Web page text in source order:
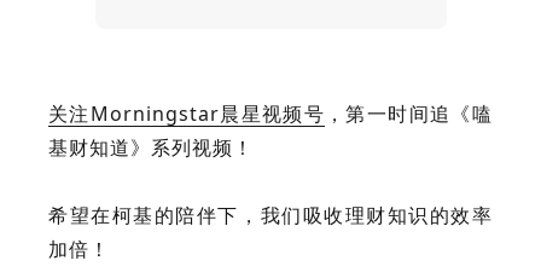
关注Morningstar晨星视频号 ，第一时间追《嗑
基财知道》系列视频！
希望在柯基的陪伴下，我们吸收理财知识的效率
加倍！